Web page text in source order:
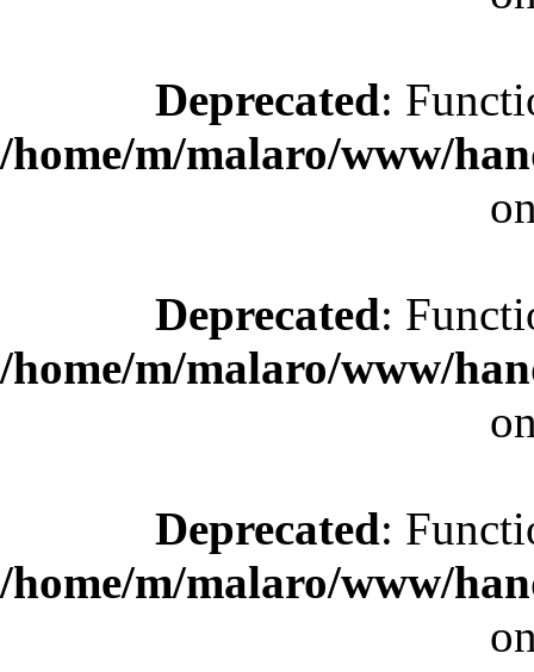
Deprecated:
/home/m/malaro/www/
Deprecated:
/home/m/malaro/www/
Deprecated:
/home/m/malaro/www/